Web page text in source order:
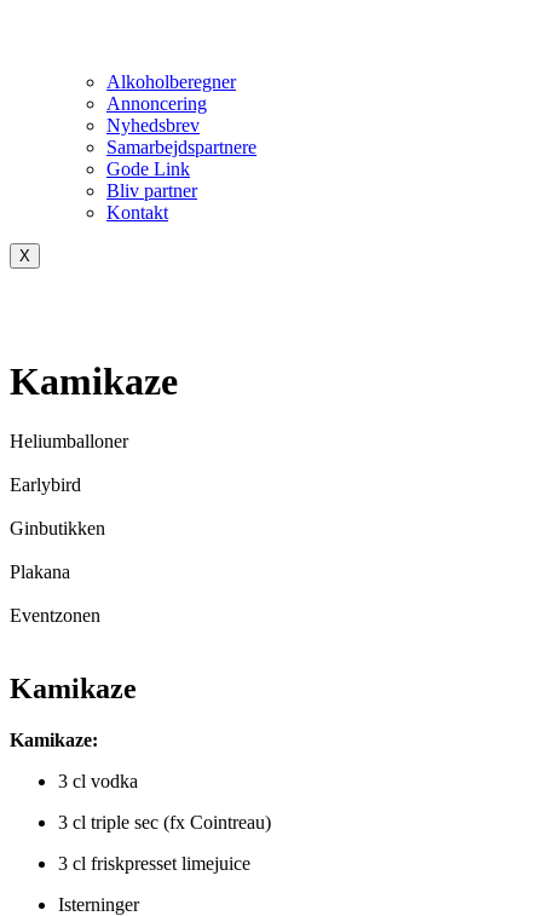
Alkoholberegner
Annoncering
Nyhedsbrev
Samarbejdspartnere
Gode Link
Bliv partner
Kontakt
X
Kamikaze
Heliumballoner
Earlybird
Ginbutikken
Plakana
Eventzonen
Kamikaze
Kamikaze:
3 cl vodka
3 cl triple sec (fx Cointreau)
3 cl friskpresset limejuice
Isterninger